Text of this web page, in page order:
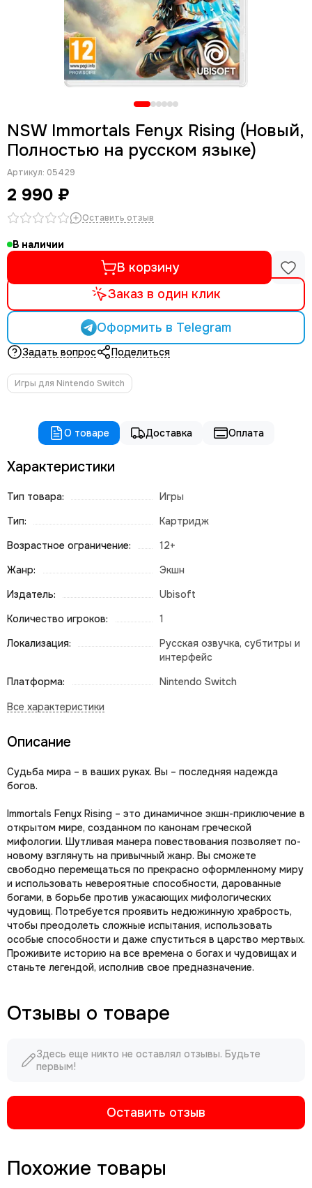
NSW Immortals Fenyx Rising (Новый,
Полностью на русском языке)
Артикул: 05429
2 990 ₽
Оставить отзыв
В наличии
В корзину
Заказ в один клик
Оформить в Telegram
Задать вопрос Поделиться
Игры для Nintendo Switch
О товаре Доставка Оплата
Характеристики
Тип товара:
Игры
Тип:
Картридж
Возрастное ограничение:
12+
Жанр:
Экшн
Издатель:
Ubisoft
Количество игроков:
1
Локализация:
Русская озвучка, субтитры и
интерфейс
Платформа:
Nintendo Switch
Описание
Судьба мира – в ваших руках. Вы – последняя надежда
богов.
Immortals Fenyx Rising – это динамичное экшн-приключение в
открытом мире, созданном по канонам греческой
мифологии. Шутливая манера повествования позволяет по-
новому взглянуть на привычный жанр. Вы сможете
свободно перемещаться по прекрасно оформленному миру
и использовать невероятные способности, дарованные
богами, в борьбе против ужасающих мифологических
чудовищ. Потребуется проявить недюжинную храбрость,
чтобы преодолеть сложные испытания, использовать
особые способности и даже спуститься в царство мертвых.
Проживите историю на все времена о богах и чудовищах и
станьте легендой, исполнив свое предназначение.
Отзывы о товаре
Здесь еще никто не оставлял отзывы. Будьте
первым!
Оставить отзыв
Похожие товары